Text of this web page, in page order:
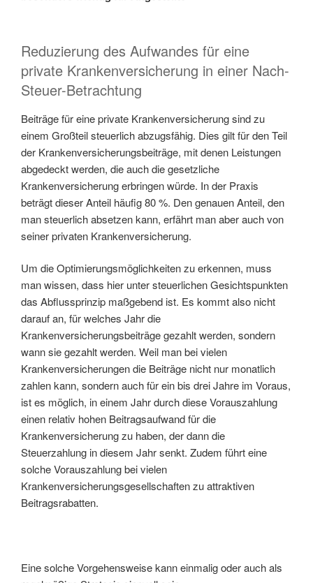
Reduzierung des Aufwandes für eine
private Krankenversicherung in einer Nach-
Steuer-Betrachtung
Beiträge für eine private Krankenversicherung sind zu
einem Großteil steuerlich abzugsfähig. Dies gilt für den Teil
der Krankenversicherungsbeiträge, mit denen Leistungen
abgedeckt werden, die auch die gesetzliche
Krankenversicherung erbringen würde. In der Praxis
beträgt dieser Anteil häufig 80 %. Den genauen Anteil, den
man steuerlich absetzen kann, erfährt man aber auch von
seiner privaten Krankenversicherung.
Um die Optimierungsmöglichkeiten zu erkennen, muss
man wissen, dass hier unter steuerlichen Gesichtspunkten
das Abflussprinzip maßgebend ist. Es kommt also nicht
darauf an, für welches Jahr die
Krankenversicherungsbeiträge gezahlt werden, sondern
wann sie gezahlt werden. Weil man bei vielen
Krankenversicherungen die Beiträge nicht nur monatlich
zahlen kann, sondern auch für ein bis drei Jahre im Voraus,
ist es möglich, in einem Jahr durch diese Vorauszahlung
einen relativ hohen Beitragsaufwand für die
Krankenversicherung zu haben, der dann die
Steuerzahlung in diesem Jahr senkt. Zudem führt eine
solche Vorauszahlung bei vielen
Krankenversicherungsgesellschaften zu attraktiven
Beitragsrabatten.
Eine solche Vorgehensweise kann einmalig oder auch als